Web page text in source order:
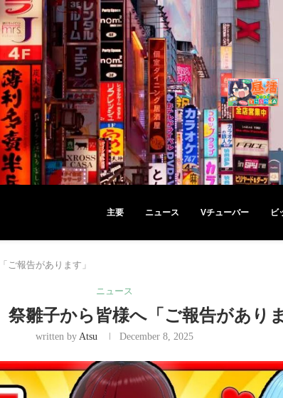
主要 ニュース Vチューバー ビ
ご報告があります」
ニュース
祭雛子から皆様へ「ご報告があり
written by Atsu December 8, 2025